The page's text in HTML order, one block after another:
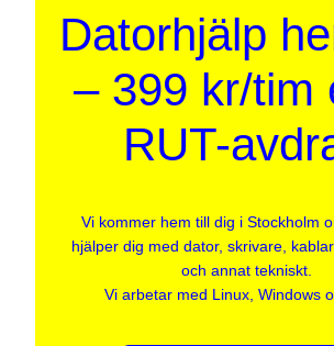
Datorhjälp
– 399 kr/tim
RUT-
Vi kommer hem till dig i Stockholm
hjälper dig med dator, skrivare,
och annat tekniskt.
Vi arbetar med Linux, Windows